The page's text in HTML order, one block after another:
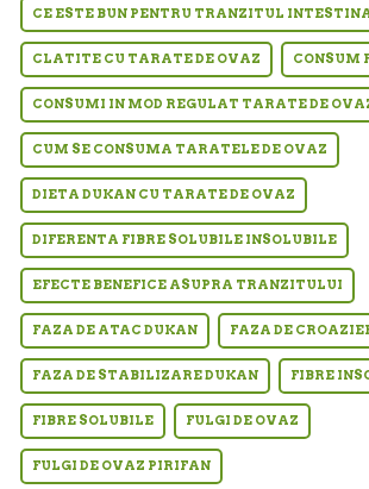
CE ESTE BUN PENTRU TRANZITUL
CLATITE CU TARATE DE OVAZ CONSUM
CONSUMI IN MOD REGULAT TARATE DE
CUM SE CONSUMA TARATELE DE OVAZ
DIETA DUKAN CU TARATE DE OVAZ
DIFERENTA FIBRE SOLUBILE INSOLUBILE
EFECTE BENEFICE ASUPRA TRANZITULUI
FAZA DE ATAC DUKAN FAZA DE
FAZA DE STABILIZARE DUKAN FIBRE
FIBRE SOLUBILE FULGI DE OVAZ
FULGI DE OVAZ PIRIFAN